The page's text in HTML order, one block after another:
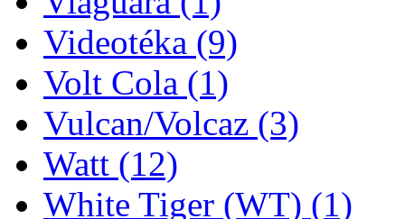
Videotéka (9)
Volt Cola (1)
Vulcan/Volcaz (3)
Watt (12)
White Tiger (WT) (1)